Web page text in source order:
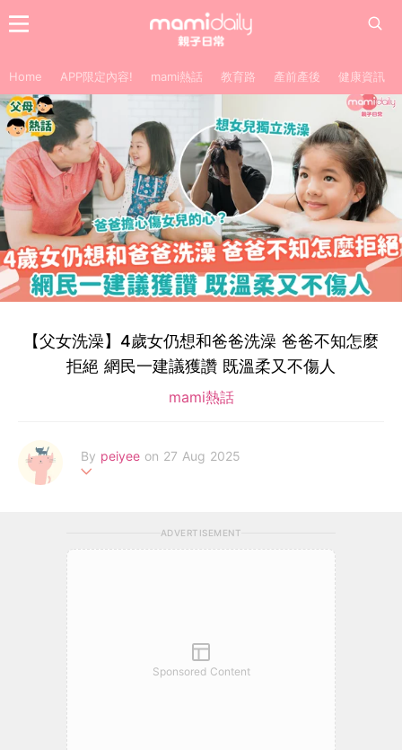
Home APP限定內容! mami熱話 教育路 產前產後 健康資訊
【父女洗澡】4歲女仍想和爸爸洗澡 爸爸不知怎麼
拒絕 網民一建議獲讚 既溫柔又不傷人
mami熱話
By peiyee on 27 Aug 2025
ADVERTISEMENT
Sponsored Content